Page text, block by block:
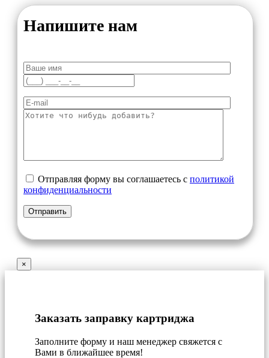
Напишите нам
Отправляя форму вы соглашаетесь с политикой
конфиденциальности
×
Заказать заправку картриджа
Заполните форму и наш менеджер свяжется с
Вами в ближайшее время!